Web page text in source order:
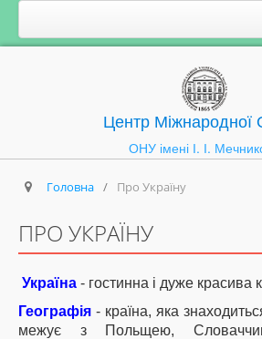
Центр Міжнародної
ОНУ імені І. І.
Головна / Про Україну
ПРО УКРАЇНУ
Україна - гостинна і дуже красива
Географія - країна, яка
межує з Польщею,